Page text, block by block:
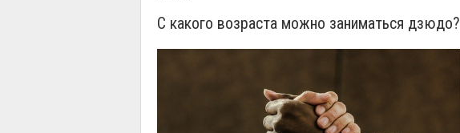
С какого возраста можно заниматься дзюдо?